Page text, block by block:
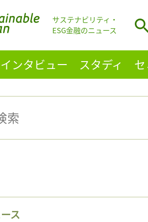
サステナビリティ・
ESG金融のニュース
インタビュー スタディ
ス